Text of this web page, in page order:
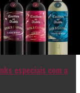
especiais com a